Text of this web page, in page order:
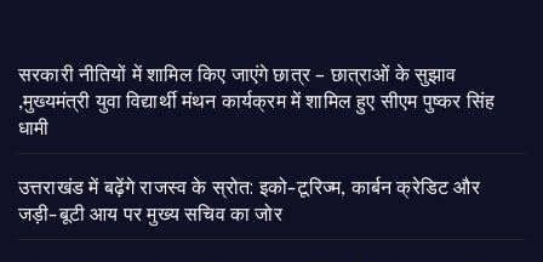
सरकारी नीतियों में शामिल किए जाएंगे छात्र – छात्राओं के सुझाव
,मुख्यमंत्री युवा विद्यार्थी मंथन कार्यक्रम में शामिल हुए सीएम पुष्कर सिंह
धामी
उत्तराखंड में बढ़ेंगे राजस्व के स्रोत: इको-टूरिज्म, कार्बन क्रेडिट और
जड़ी-बूटी आय पर मुख्य सचिव का जोर